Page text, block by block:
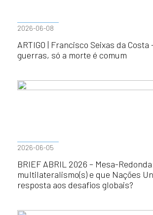
2026-06-08
ARTIGO | Francisco Seixas da Costa
guerras, só a morte é comum
2026-06-05
BRIEF ABRIL 2026 – Mesa-
multilateralismo(s) e que Nações
resposta aos desafios globais?